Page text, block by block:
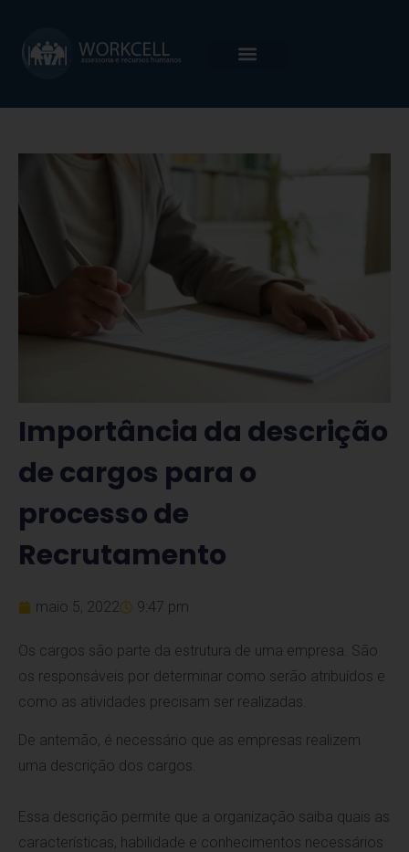
Importância da descrição
de cargos para o
processo de
Recrutamento
maio 5, 2022 9:47 pm
Os cargos são parte da estrutura de uma empresa. São
os responsáveis por determinar como serão atribuídos e
como as atividades precisam ser realizadas.
De antemão, é necessário que as empresas realizem
uma descrição dos cargos.
Essa descrição permite que a organização saiba quais as
características, habilidade e conhecimentos necessários